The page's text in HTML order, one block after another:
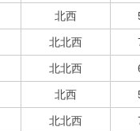
北西
北北西
北北西
北西
北北西